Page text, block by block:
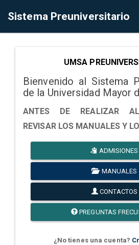
Sistema Preuniversitario
UMSA
Bienvenido al Sistema
de la Universidad Mayor
ANTES DE REALIZAR
REVISAR LOS MANUALES Y
ADMISIONES
MANUALES
CONTACTOS
PREGUNTAS
¿No tienes una cuenta?